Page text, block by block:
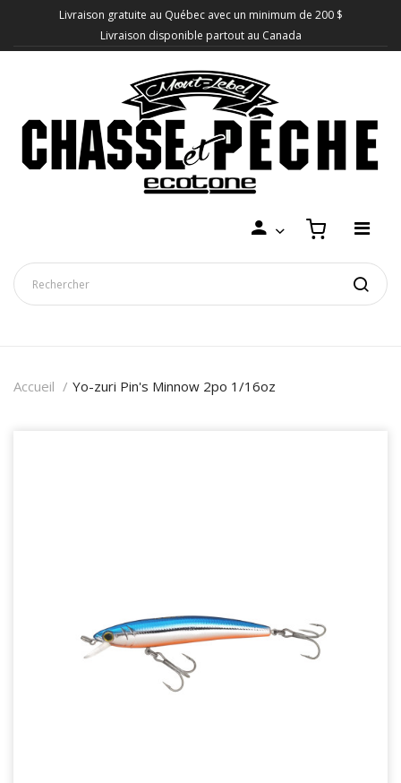
Livraison gratuite au Québec avec un minimum de 200 $
Livraison disponible partout au Canada
Accueil Yo-zuri Pin's Minnow 2po 1/16oz